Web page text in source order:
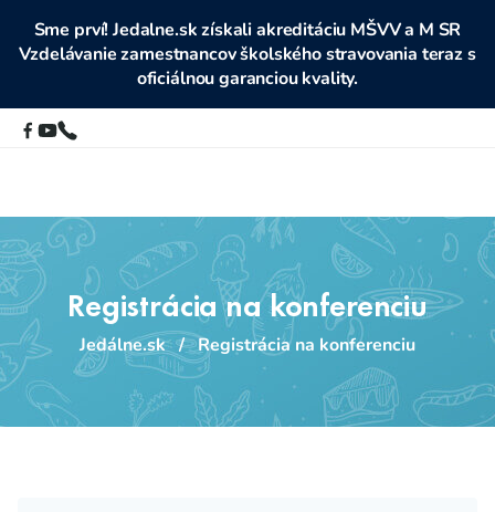
Sme prví! Jedalne.sk získali akreditáciu MŠVV a M SR
Vzdelávanie zamestnancov školského stravovania teraz s
oficiálnou garanciou kvality.
Registrácia na konferenciu
Jedálne.sk / Registrácia na konferenciu